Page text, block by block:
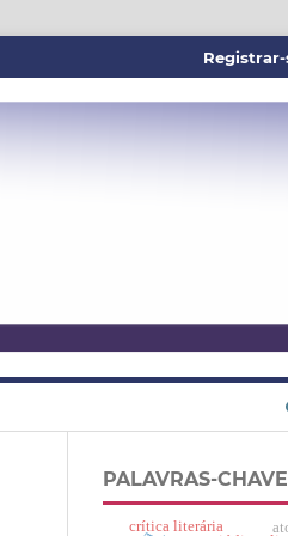
Registrar-
PALAVRAS-CHAVE
crítica literária